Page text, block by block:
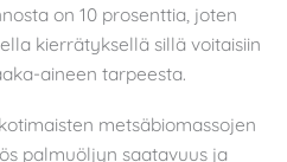
on 10 prosenttia, joten
kierrätyksellä sillä voitaisiin
aineen tarpeesta.
metsäbiomassojen
palmuöljyn saatavuus ja